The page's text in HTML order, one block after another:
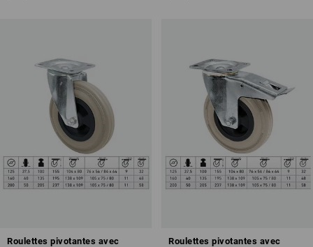
Roulettes pivotantes avec
Roulettes pivotantes avec